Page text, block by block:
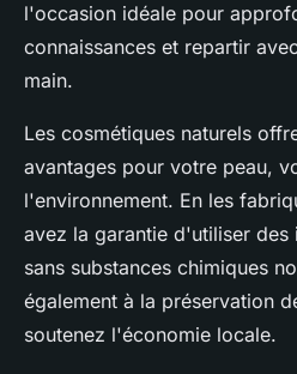
l'occasion idéale pour
connaissances et repartir
main.
Les cosmétiques naturels
avantages pour votre peau,
l'environnement. En les
avez la garantie d'utiliser des
sans substances chimiques
également à la préservation
soutenez l'économie locale.